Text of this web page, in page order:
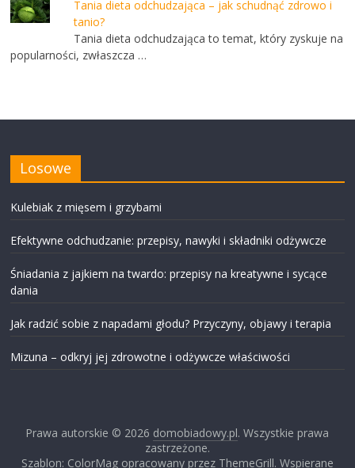
Tania dieta odchudzająca – jak schudnąć zdrowo i
tanio?
Tania dieta odchudzająca to temat, który zyskuje na
popularności, zwłaszcza …
Losowe
Kulebiak z mięsem i grzybami
Efektywne odchudzanie: przepisy, nawyki i składniki odżywcze
Śniadania z jajkiem na twardo: przepisy na kreatywne i sycące
dania
Jak radzić sobie z napadami głodu? Przyczyny, objawy i terapia
Mizuna – odkryj jej zdrowotne i odżywcze właściwości
Prawa autorskie © 2026 domobiadowy.pl. Wszystkie prawa
zastrzeżone.
Szablon: ColorMag opracowany przez ThemeGrill. Wspierane